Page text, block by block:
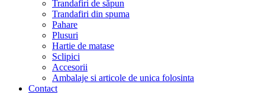
Trandafiri de săpun
Trandafiri din spuma
Pahare
Plusuri
Hartie de matase
Sclipici
Accesorii
Ambalaje si articole de unica folosinta
Contact